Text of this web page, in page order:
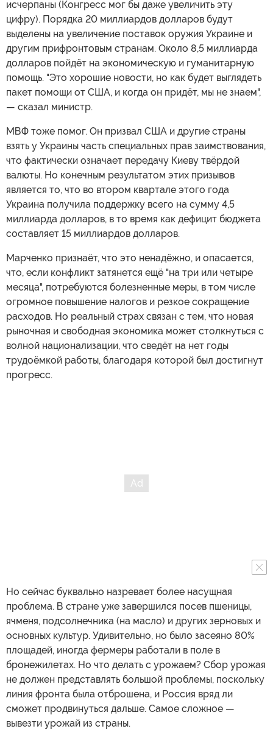
исчерпаны (Конгресс мог бы даже увеличить эту
цифру). Порядка 20 миллиардов долларов будут
выделены на увеличение поставок оружия Украине и
другим прифронтовым странам. Около 8,5 миллиарда
долларов пойдёт на экономическую и гуманитарную
помощь. "Это хорошие новости, но как будет выглядеть
пакет помощи от США, и когда он придёт, мы не знаем",
— сказал министр.
МВФ тоже помог. Он призвал США и другие страны
взять у Украины часть специальных прав заимствования,
что фактически означает передачу Киеву твёрдой
валюты. Но конечным результатом этих призывов
является то, что во втором квартале этого года
Украина получила поддержку всего на сумму 4,5
миллиарда долларов, в то время как дефицит бюджета
составляет 15 миллиардов долларов.
Марченко признаёт, что это ненадёжно, и опасается,
что, если конфликт затянется ещё "на три или четыре
месяца", потребуются болезненные меры, в том числе
огромное повышение налогов и резкое сокращение
расходов. Но реальный страх связан с тем, что новая
рыночная и свободная экономика может столкнуться с
волной национализации, что сведёт на нет годы
трудоёмкой работы, благодаря которой был достигнут
прогресс.
Но сейчас буквально назревает более насущная
проблема. В стране уже завершился посев пшеницы,
ячменя, подсолнечника (на масло) и других зерновых и
основных культур. Удивительно, но было засеяно 80%
площадей, иногда фермеры работали в поле в
бронежилетах. Но что делать с урожаем? Сбор урожая
не должен представлять большой проблемы, поскольку
линия фронта была отброшена, и Россия вряд ли
сможет продвинуться дальше. Самое сложное —
вывезти урожай из страны.